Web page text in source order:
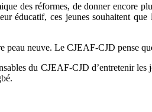
des réformes, de donner encore
éducatif, ces jeunes souhaitent
peau neuve. Le CJEAF-CJD pense
du CJEAF-CJD d’entretenir